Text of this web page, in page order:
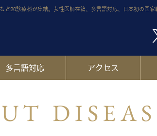
20診療科が集結。女性医師在籍、多言語対応、日本初の国家
多言語対応 アクセス